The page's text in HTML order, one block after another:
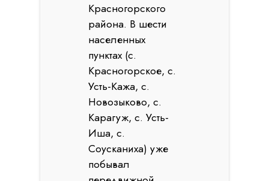
Красногорского
района. В шести
населенных
пунктах (с.
Красногорское, с.
Усть-Кажа, с.
Новозыково, с.
Карагуж, с. Усть-
Иша, с.
Соусканиха) уже
побывал